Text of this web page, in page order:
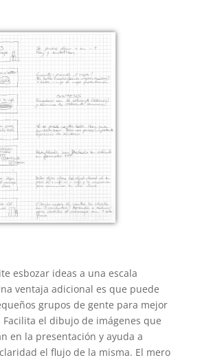
esbozar ideas a una escala
ventaja adicional es que puede
grupos de gente para mejor
el dibujo de imágenes que
en la presentación y ayuda a
el flujo de la misma. El mero